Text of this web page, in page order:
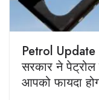
Petrol Update
सरकार ने
आपको फायदा